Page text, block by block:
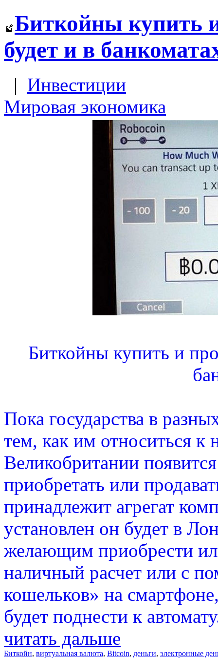
Биткойны купить
будет и в
| Инвестиции
Мировая экономика
Биткойны купить и
Пока государства в
тем, как им относиться к
Великобритании
приобретать или
принадлежит агрегат
установлен он будет в
желающим приобрести
наличный расчет или с
кошельков» на
будет поднести к
читать дальше
Биткойн, виртуальная валюта, Bitcoin, деньги, электронные